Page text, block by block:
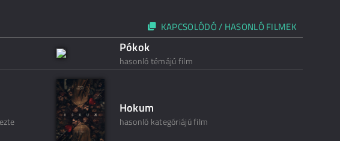
KAPCSOLÓDÓ / HASONLÓ FILMEK
Pókok
hasonló témájú film
Hokum
hasonló kategóriájú film